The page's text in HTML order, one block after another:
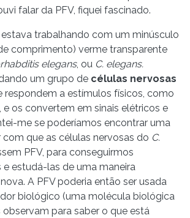
falar da PFV, fiquei fascinado.
trabalhando com um minúsculo
comprimento) verme transparente
elegans, ou C. elegans.
um grupo de células nervosas
respondem a estímulos físicos, como
os convertem em sinais elétricos e
me se poderíamos encontrar uma
que as células nervosas do C.
PFV, para conseguirmos
estudá-las de uma maneira
A PFV poderia então ser usada
biológico (uma molécula biológica
para saber o que está